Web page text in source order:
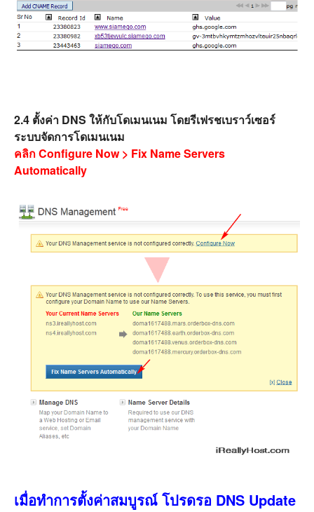
2.4 ตั้งค่า DNS ให้กับโดเมนเนม โดยรีเฟรชเบราว์เซอร์
ระบบจัดการโดเมนเนม
คลิก Configure Now > Fix Name Servers
Automatically
เมื่อทำการตั้งค่าสมบูรณ์ โปรดรอ DNS Update